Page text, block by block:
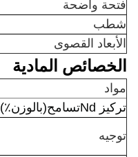
فتحة واضحة
شطب
الأبعاد القصوى
الخصائص المادية
مواد
تركيز Nd
تسامح(بالوزن٪)
توجيه